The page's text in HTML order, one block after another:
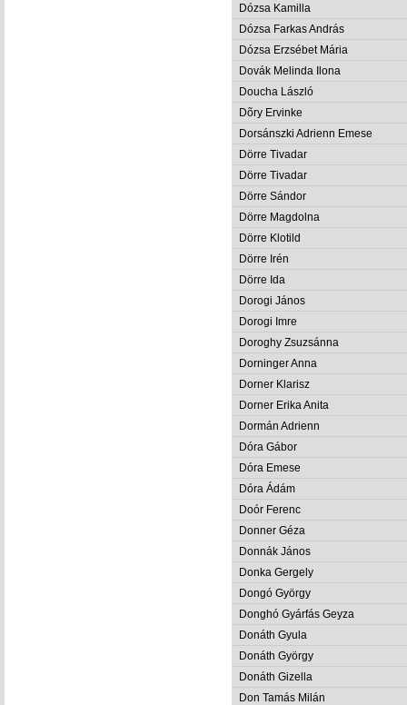
Dózsa Kamilla
Dózsa Farkas András
Dózsa Erzsébet Mária
Dovák Melinda Ilona
Doucha László
Dõry Ervinke
Dorsánszki Adrienn Emese
Dörre Tivadar
Dörre Tivadar
Dörre Sándor
Dörre Magdolna
Dörre Klotild
Dörre Irén
Dörre Ida
Dorogi János
Dorogi Imre
Doroghy Zsuzsánna
Dorninger Anna
Dorner Klarisz
Dorner Erika Anita
Dormán Adrienn
Dóra Gábor
Dóra Emese
Dóra Ádám
Doór Ferenc
Donner Géza
Donnák János
Donka Gergely
Dongó György
Donghó Gyárfás Geyza
Donáth Gyula
Donáth György
Donáth Gizella
Don Tamás Milán